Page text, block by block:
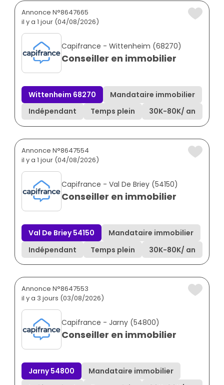
Annonce N°8647665
il y a 1 jour (04/08/2026)
Capifrance - Wittenheim (68270)
Conseiller en immobilier
Wittenheim 68270
Mandataire immobilier
Indépendant
Temps plein 30K-80K/ an
Annonce N°8647554
il y a 1 jour (04/08/2026)
Capifrance - Val De Briey (54150)
Conseiller en immobilier
Val De Briey 54150
Mandataire immobilier
Indépendant
Temps plein 30K-80K/ an
Annonce N°8647553
il y a 3 jours (03/08/2026)
Capifrance - Jarny (54800)
Conseiller en immobilier
Jarny 54800
Mandataire immobilier